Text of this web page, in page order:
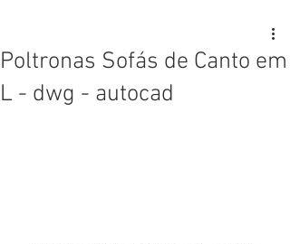
Poltronas Sofás de Canto em
L - dwg - autocad